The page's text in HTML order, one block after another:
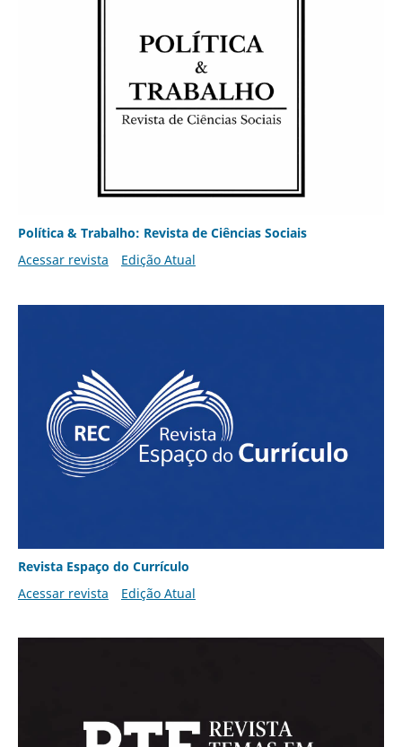
Política & Trabalho: Revista de Ciências Sociais
Acessar revista
Edição Atual
Revista Espaço do Currículo
Acessar revista
Edição Atual